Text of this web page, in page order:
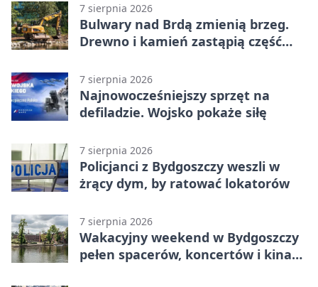
7 sierpnia 2026
Bulwary nad Brdą zmienią brzeg.
Drewno i kamień zastąpią część
7 sierpnia 2026
Najnowocześniejszy sprzęt na
defiladzie. Wojsko pokaże siłę
7 sierpnia 2026
Policjanci z Bydgoszczy weszli w
żrący dym, by ratować lokatorów
7 sierpnia 2026
Wakacyjny weekend w Bydgoszczy
pełen spacerów, koncertów i kina